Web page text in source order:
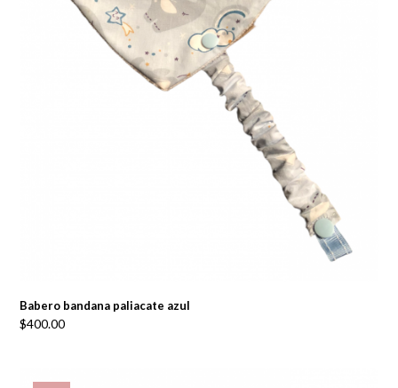
Babero bandana paliacate azul
$400.00